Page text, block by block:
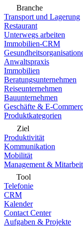
Branche
Transport und Lagerung
Restaurant
Unterwegs arbeiten
Immobilien-CRM
Anwaltspraxis
Immobilien
Beratungsunternehmen
Reiseunternehmen
Bauunternehmen
Geschäfte & E-
Produktkategorien
Ziel
Produktivität
Kommunikation
Mobilität
Management &
Tool
Telefonie
CRM
Kalender
Contact Center
Aufgaben & Projekte